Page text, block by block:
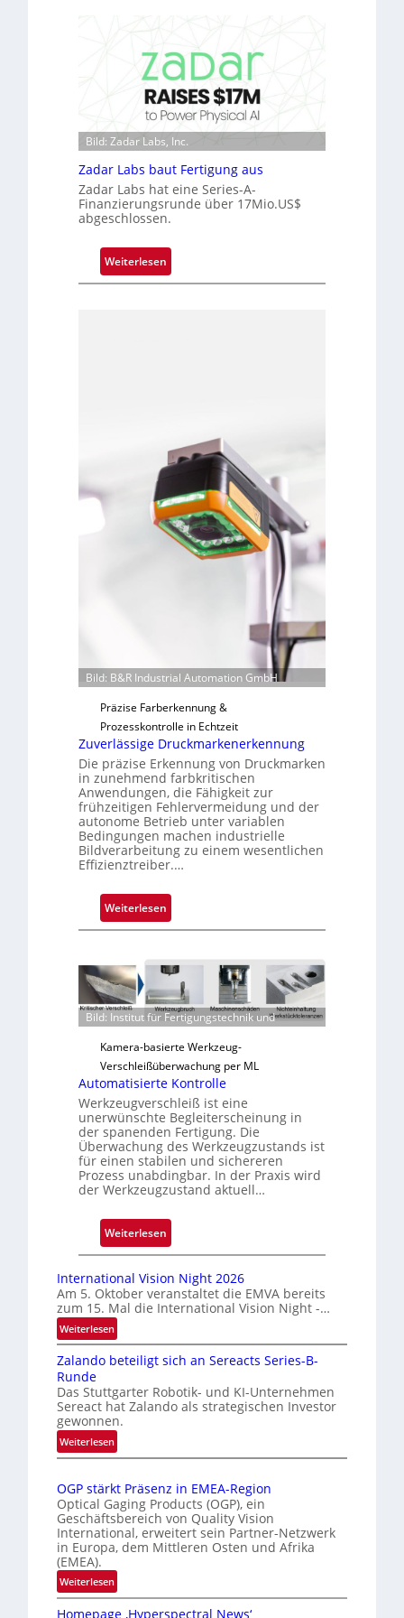
r
k
V
i
s
o
n
o
c
h
i
p
p
l
a
n
Ü
b
e
n
a
i
l
Bild: Zadar Labs, Inc.
Zadar Labs baut Fertigung aus
Zadar Labs hat eine Series-A-
Finanzierungsrunde über 17Mio.US$
abgeschlossen.
Weiterlesen:
Z
b
a
t
F
g
u
s
Bild: B&R Industrial Automation GmbH
Präzise Farberkennung &
Prozesskontrolle in Echtzeit
Zuverlässige Druckmarkenerkennung
Die präzise Erkennung von Druckmarken
in zunehmend farbkritischen
Anwendungen, die Fähigkeit zur
frühzeitigen Fehlervermeidung und der
autonome Betrieb unter variablen
Bedingungen machen industrielle
Bildverarbeitung zu einem wesentlichen
Effizienztreiber.…
Weiterlesen:
Z
v
r
l
s
g
e
D
r
u
k
m
r
k
n
e
k
n
n
g
Bild: Institut für Fertigungstechnik und
Kamera-basierte Werkzeug-
Verschleißüberwachung per ML
Automatisierte Kontrolle
Werkzeugverschleiß ist eine
unerwünschte Begleiterscheinung in
der spanenden Fertigung. Die
Überwachung des Werkzeugzustands ist
für einen stabilen und sichereren
Prozess unabdingbar. In der Praxis wird
der Werkzeugzustand aktuell…
Weiterlesen:
A
t
o
a
t
s
r
e
K
o
n
o
International Vision Night 2026
Am 5. Oktober veranstaltet die EMVA bereits
zum 15. Mal die International Vision Night -…
Weiterlesen:
I
n
e
r
n
a
o
n
a
l
V
i
s
Zalando beteiligt sich an Sereacts Series-B-
Runde
Das Stuttgarter Robotik- und KI-Unternehmen
Sereact hat Zalando als strategischen Investor
gewonnen.
Weiterlesen:
Z
l
a
n
d
b
e
t
OGP stärkt Präsenz in EMEA-Region
Optical Gaging Products (OGP), ein
Geschäftsbereich von Quality Vision
International, erweitert sein Partner-Netzwerk
in Europa, dem Mittleren Osten und Afrika
(EMEA).
Weiterlesen:
O
G
Homepage ‚Hyperspectral News‘